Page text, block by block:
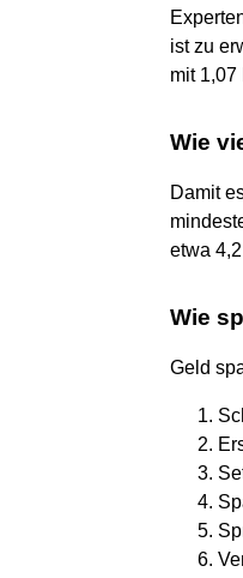
ist zu
mit 1,07
Wie
Damit
etwa
Wie
Geld